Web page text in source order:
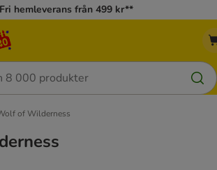
Fri hemleverans från 499 kr**
of Wilderness